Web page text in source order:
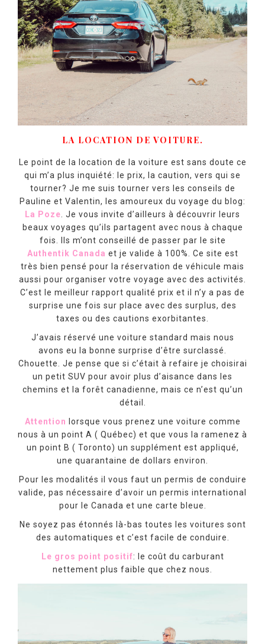
LA LOCATION DE VOITURE.
Le point de la location de la voiture est sans doute ce
qui m’a plus inquiété: le prix, la caution, vers qui se
tourner? Je me suis tourner vers les conseils de
Pauline et Valentin, les amoureux du voyage du blog:
La Poze . Je vous invite d’ailleurs à découvrir leurs
beaux voyages qu’ils partagent avec nous à chaque
fois. Ils m’ont conseillé de passer par le site
Authentik Canada et je valide à 100%. Ce site est
très bien pensé pour la réservation de véhicule mais
aussi pour organiser votre voyage avec des activités.
C’est le meilleur rapport qualité prix et il n’y a pas de
surprise une fois sur place avec des surplus, des
taxes ou des cautions exorbitantes.
J’avais réservé une voiture standard mais nous
avons eu la bonne surprise d’être surclassé.
Chouette. Je pense que si c’était à refaire je choisirai
un petit SUV pour avoir plus d’aisance dans les
chemins et la forêt canadienne, mais ce n’est qu’un
détail.
Attention lorsque vous prenez une voiture comme
nous à un point A ( Québec) et que vous la ramenez à
un point B ( Toronto) un supplément est appliqué,
une quarantaine de dollars environ.
Pour les modalités il vous faut un permis de conduire
valide, pas nécessaire d’avoir un permis international
pour le Canada et une carte bleue.
Ne soyez pas étonnés là-bas toutes les voitures sont
des automatiques et c’est facile de conduire.
Le gros point positif: le coût du carburant
nettement plus faible que chez nous.